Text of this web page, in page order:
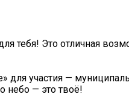
тебя! Это отличная
для участия —
небо — это твоё!